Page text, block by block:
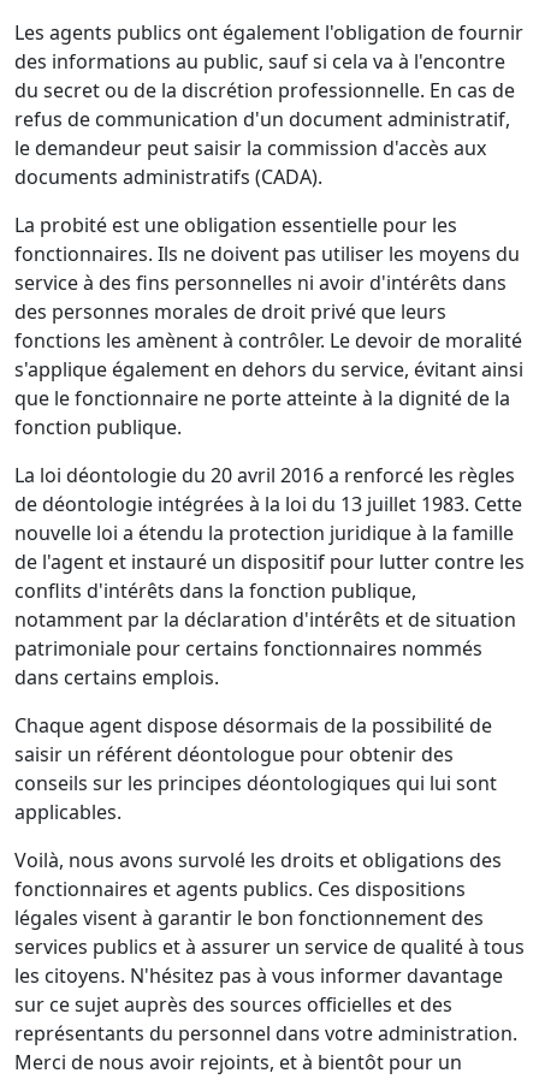
Les agents publics ont également l'obligation de fournir
des informations au public, sauf si cela va à l'encontre
du secret ou de la discrétion professionnelle. En cas de
refus de communication d'un document administratif,
le demandeur peut saisir la commission d'accès aux
documents administratifs (CADA).
La probité est une obligation essentielle pour les
fonctionnaires. Ils ne doivent pas utiliser les moyens du
service à des fins personnelles ni avoir d'intérêts dans
des personnes morales de droit privé que leurs
fonctions les amènent à contrôler. Le devoir de moralité
s'applique également en dehors du service, évitant ainsi
que le fonctionnaire ne porte atteinte à la dignité de la
fonction publique.
La loi déontologie du 20 avril 2016 a renforcé les règles
de déontologie intégrées à la loi du 13 juillet 1983. Cette
nouvelle loi a étendu la protection juridique à la famille
de l'agent et instauré un dispositif pour lutter contre les
conflits d'intérêts dans la fonction publique,
notamment par la déclaration d'intérêts et de situation
patrimoniale pour certains fonctionnaires nommés
dans certains emplois.
Chaque agent dispose désormais de la possibilité de
saisir un référent déontologue pour obtenir des
conseils sur les principes déontologiques qui lui sont
applicables.
Voilà, nous avons survolé les droits et obligations des
fonctionnaires et agents publics. Ces dispositions
légales visent à garantir le bon fonctionnement des
services publics et à assurer un service de qualité à tous
les citoyens. N'hésitez pas à vous informer davantage
sur ce sujet auprès des sources officielles et des
représentants du personnel dans votre administration.
Merci de nous avoir rejoints, et à bientôt pour un